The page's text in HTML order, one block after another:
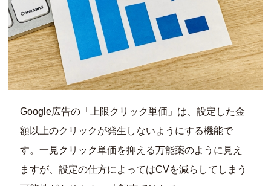
Google広告の「上限クリック単価」は、設定した金
額以上のクリックが発生しないようにする機能で
す。一見クリック単価を抑える万能薬のように見え
ますが、設定の仕方によってはCVを減らしてしまう